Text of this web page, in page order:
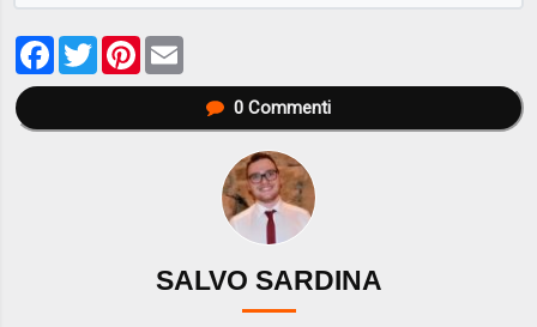
Facebook
TwitterPinterest
0Commenti
SALVO SARDINA